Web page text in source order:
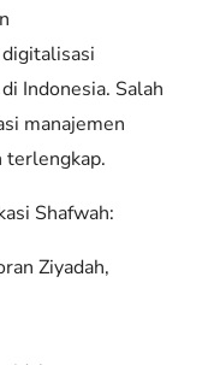
Indonesia. Salah
manajemen
terlengkap.
Shafwah:
Ziyadah,